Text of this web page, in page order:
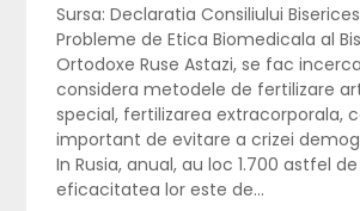
Sursa: Declaratia Consiliului
Probleme de Etica Biomedicala al
Ortodoxe Ruse Astazi, se fac
considera metodele de fertilizare
special, fertilizarea extracorporala,
important de evitare a crizei
In Rusia, anual, au loc 1.700 astfel
eficacitatea lor este de…